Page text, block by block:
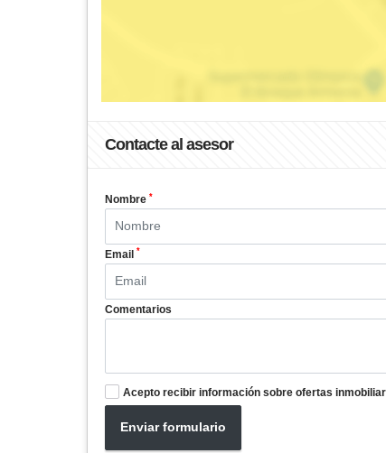
Contacte al asesor
Nombre *
Email *
Comentarios
Acepto recibir información sobre ofertas
Enviar formulario